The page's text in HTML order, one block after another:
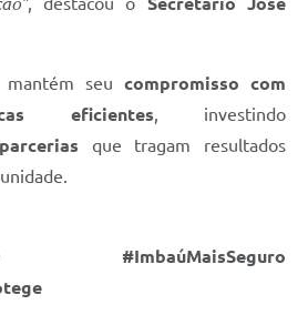
mantém seu compromisso com
eficientes, investindo
que tragam resultados
#ImbaúMaisSeguro